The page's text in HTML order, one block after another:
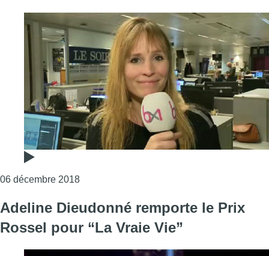
06 décembre 2018Consulter l'article "Adeline Dieudonné: “Je
Adeline Dieudonné remporte le Prix
Rossel pour “La Vraie Vie”